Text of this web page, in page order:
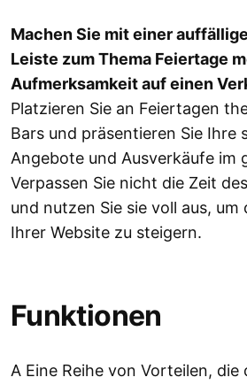
Machen Sie mit einer
Leiste zum Thema Feiertage
Aufmerksamkeit auf einen
Platzieren Sie an Feiertagen
Bars und präsentieren Sie Ihre
Angebote und Ausverkäufe im
Verpassen Sie nicht die Zeit
und nutzen Sie sie voll aus, um
Ihrer Website zu steigern.
Funktionen
A Eine Reihe von Vorteilen, die